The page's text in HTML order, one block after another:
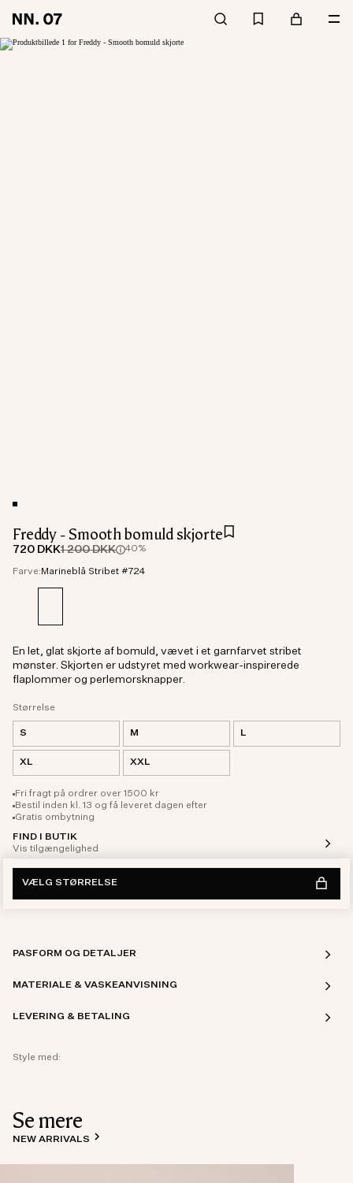
Freddy - Smooth bomuld skjorte
720 DKK1 200 DKK 40%
Farve: Marineblå Stribet #724
Størrelse
S M L
XL XXL
Fri fragt på ordrer over 1500 kr
Bestil inden kl. 13 og få leveret dagen efter
Gratis ombytning
FIND I BUTIK
Vis tilgængelighed
En let, glat skjorte af bomuld, vævet i et garnfarvet stribet
mønster. Skjorten er udstyret med workwear-inspirerede
flaplommer og perlemorsknapper.
VÆLG STØRRELSE
PASFORM OG DETALJER
MATERIALE & VASKEANVISNING
LEVERING & BETALING
Style med:
Se mere
NEW ARRIVALS